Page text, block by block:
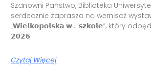
Szanowni Państwo, Biblioteka
serdecznie zaprasza na wernisaż
„𝗪𝗶𝗲𝗹𝗸𝗼𝗽𝗼𝗹𝘀𝗸𝗮 𝘄… 𝘀𝘇𝗸𝗼𝗹𝗲”, który
𝟮𝟬𝟮𝟲
Czytaj Więcej